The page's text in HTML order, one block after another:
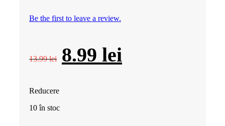
Be the first to leave a review.
13.99lei
Prețul
8.99 lei
Reducere
10 în stoc